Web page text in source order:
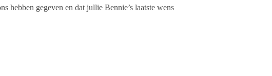
hebben gegeven en dat jullie Bennie’s laatste wens